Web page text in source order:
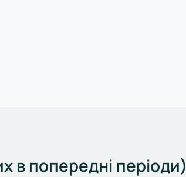
в попередні періоди)